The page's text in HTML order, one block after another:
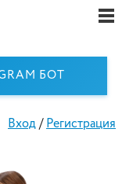
БОТ
Вход/Регистрация